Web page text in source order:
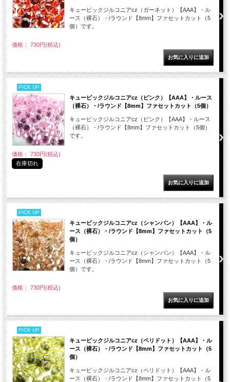
キュービックジルコニアcz（ガーネット）【AAA】・ル
ース（裸石）・/ラウンド【8mm】ファセットカット（5
個）です。
価格： 730円(税込)
PICK UP
キュービックジルコニアcz（ピンク）【AAA】・ルース
（裸石）・/ラウンド【8mm】ファセットカット（5個）
キュービックジルコニアcz（ピンク）【AAA】・ルース
（裸石）・/ラウンド【8mm】ファセットカット（5個）
です。
価格： 730円(税込)
在庫切れ
PICK UP
キュービックジルコニアcz（シャンパン）【AAA】・ル
ース（裸石）・/ラウンド【8mm】ファセットカット（5
個）
キュービックジルコニアcz（シャンパン）【AAA】・ル
ース（裸石）・/ラウンド【8mm】ファセットカット（5
個）です。
価格： 730円(税込)
PICK UP
キュービックジルコニアcz（ペリドット）【AAA】・ル
ース（裸石）・/ラウンド【8mm】ファセットカット（5
個）
キュービックジルコニアcz（ペリドット）【AAA】・ル
ース（裸石）・/ラウンド【8mm】ファセットカット（5